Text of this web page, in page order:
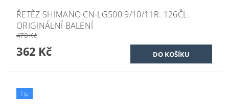
ŘETĚZ SHIMANO CN-LG500 9/10/11R. 126ČL.
ORIGINÁLNÍ BALENÍ
470 Kč
362 Kč
Tip